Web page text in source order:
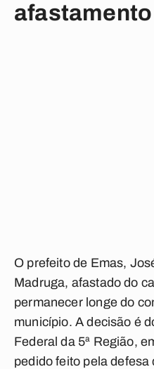
afastamento
O prefeito de Emas,
Madruga, afastado do
permanecer longe do
município. A decisão é
Federal da 5ª Região,
pedido feito pela